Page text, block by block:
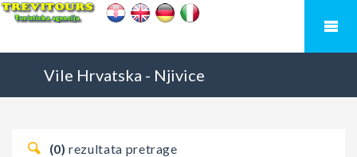
Vile Hrvatska - Njivice
(0) rezultata pretrage